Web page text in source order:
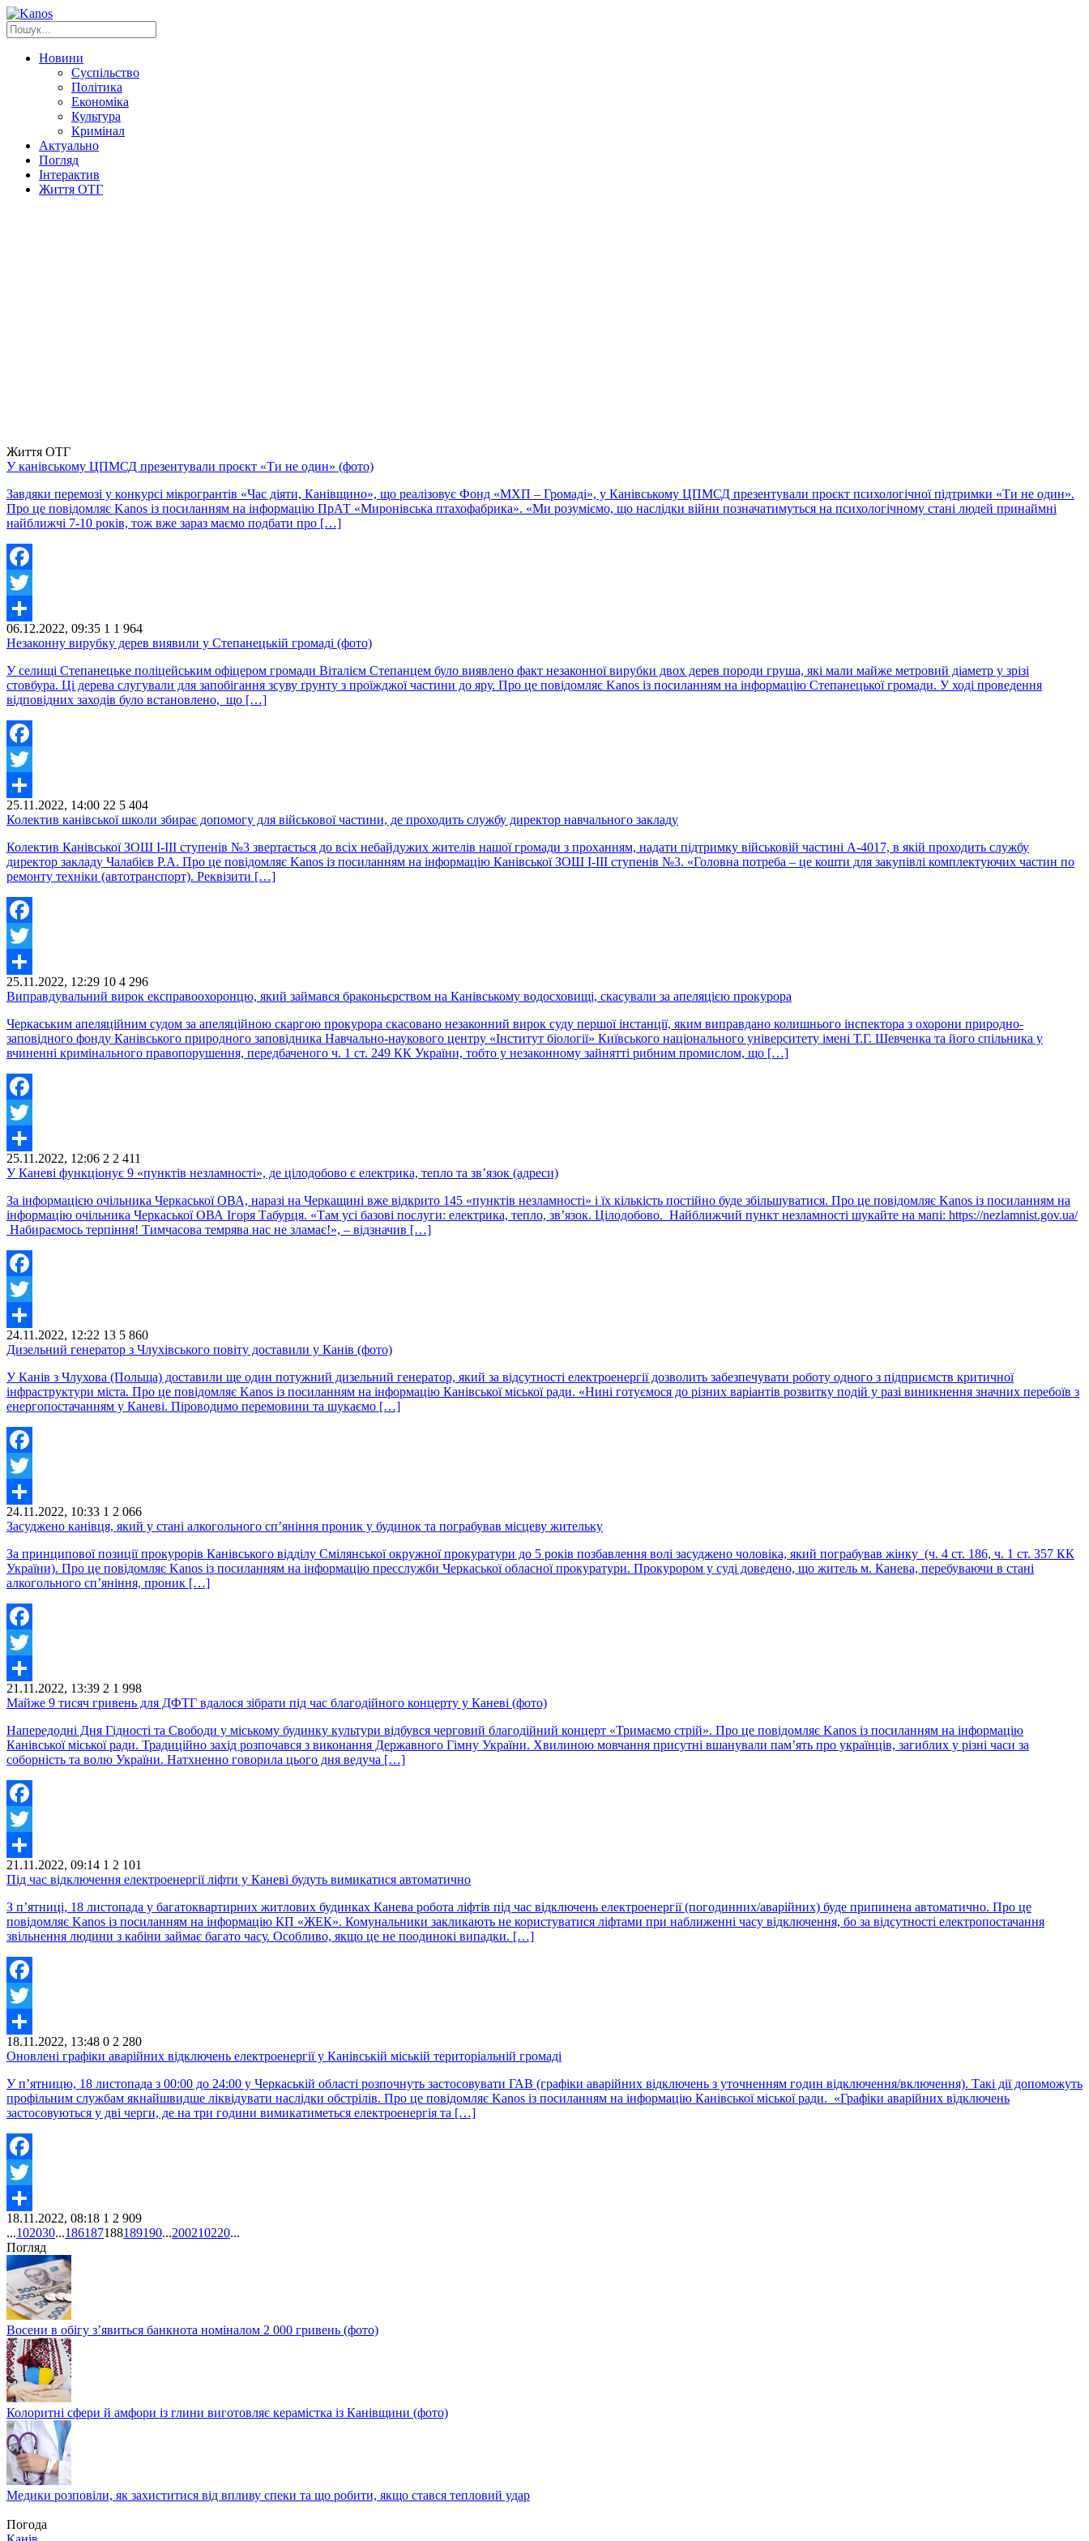
Новини
Суспільство
Політика
Економіка
Культура
Кримінал
Актуально
Погляд
Інтерактив
Життя ОТГ
Життя ОТГ
У канівському ЦПМСД презентували проєкт «Ти не один» (фото)
Завдяки перемозі у конкурсі мікрогрантів «Час діяти, Канівщино», що реалізовує Фонд «МХП – Громаді», у Канівському ЦПМСД презентували проєкт психологічної підтримки «Ти не один».
Про це повідомляє Kanos із посиланням на інформацію ПрАТ «Миронівська птахофабрика». «Ми розуміємо, що наслідки війни позначатимуться на психологічному стані людей принаймні
найближчі 7-10 років, тож вже зараз маємо подбати про […]
Facebook
Twitter
Share
06.12.2022, 09:35 1 1 964
Незаконну вирубку дерев виявили у Степанецькій громаді (фото)
У селищі Степанецьке поліцейським офіцером громади Віталієм Степанцем було виявлено факт незаконної вирубки двох дерев породи груша, які мали майже метровий діаметр у зрізі
стовбура. Ці дерева слугували для запобігання зсуву ґрунту з проїжджої частини до яру. Про це повідомляє Kanos із посиланням на інформацію Степанецької громади. У ході проведення
відповідних заходів було встановлено, що […]
Facebook
Twitter
Share
25.11.2022, 14:00 22 5 404
Колектив канівської школи збирає допомогу для військової частини, де проходить службу директор навчального закладу
Колектив Канівської ЗОШ І-ІІІ ступенів №3 звертається до всіх небайдужих жителів нашої громади з проханням, надати підтримку військовій частині А-4017, в якій проходить службу
директор закладу Чалабієв Р.А. Про це повідомляє Kanos із посиланням на інформацію Канівської ЗОШ І-ІІІ ступенів №3. «Головна потреба – це кошти для закупівлі комплектуючих частин по
ремонту техніки (автотранспорт). Реквізити […]
Facebook
Twitter
Share
25.11.2022, 12:29 10 4 296
Виправдувальний вирок експравоохоронцю, який займався браконьєрством на Канівському водосховищі, скасували за апеляцією прокурора
Черкаським апеляційним судом за апеляційною скаргою прокурора скасовано незаконний вирок суду першої інстанції, яким виправдано колишнього інспектора з охорони природно-
заповідного фонду Канівського природного заповідника Навчально-наукового центру «Інститут біології» Київського національного університету імені Т.Г. Шевченка та його спільника у
вчиненні кримінального правопорушення, передбаченого ч. 1 ст. 249 КК України, тобто у незаконному зайнятті рибним промислом, що […]
Facebook
Twitter
Share
25.11.2022, 12:06 2 2 411
У Каневі функціонує 9 «пунктів незламності», де цілодобово є електрика, тепло та зв’язок (адреси)
За інформацією очільника Черкаської ОВА, наразі на Черкащині вже відкрито 145 «пунктів незламності» і їх кількість постійно буде збільшуватися. Про це повідомляє Kanos із посиланням на
інформацію очільника Черкаської ОВА Ігоря Табурця. «Там усі базові послуги: електрика, тепло, зв’язок. Цілодобово. Найближчий пункт незламності шукайте на мапі: https://nezlamnist.gov.ua/
Набираємось терпіння! Тимчасова темрява нас не зламає!», – відзначив […]
Facebook
Twitter
Share
24.11.2022, 12:22 13 5 860
Дизельний генератор з Члухівського повіту доставили у Канів (фото)
У Канів з Члухова (Польща) доставили ще один потужний дизельний генератор, який за відсутності електроенергії дозволить забезпечувати роботу одного з підприємств критичної
інфраструктури міста. Про це повідомляє Kanos із посиланням на інформацію Канівської міської ради. «Нині готуємося до різних варіантів розвитку подій у разі виникнення значних перебоїв з
енергопостачанням у Каневі. Піроводимо перемовини та шукаємо […]
Facebook
Twitter
Share
24.11.2022, 10:33 1 2 066
Засуджено канівця, який у стані алкогольного сп’яніння проник у будинок та пограбував місцеву жительку
За принципової позиції прокурорів Канівського відділу Смілянської окружної прокуратури до 5 років позбавлення волі засуджено чоловіка, який пограбував жінку (ч. 4 ст. 186, ч. 1 ст. 357 КК
України). Про це повідомляє Kanos із посиланням на інформацію пресслужби Черкаської обласної прокуратури. Прокурором у суді доведено, що житель м. Канева, перебуваючи в стані
алкогольного сп’яніння, проник […]
Facebook
Twitter
Share
21.11.2022, 13:39 2 1 998
Майже 9 тисяч гривень для ДФТГ вдалося зібрати під час благодійного концерту у Каневі (фото)
Напередодні Дня Гідності та Свободи у міському будинку культури відбувся черговий благодійний концерт «Тримаємо стрій». Про це повідомляє Kanos із посиланням на інформацію
Канівської міської ради. Традиційно захід розпочався з виконання Державного Гімну України. Хвилиною мовчання присутні вшанували пам’ять про українців, загиблих у різні часи за
соборність та волю України. Натхненно говорила цього дня ведуча […]
Facebook
Twitter
Share
21.11.2022, 09:14 1 2 101
Під час відключення електроенергії ліфти у Каневі будуть вимикатися автоматично
З п’ятниці, 18 листопада у багатоквартирних житлових будинках Канева робота ліфтів під час відключень електроенергії (погодинних/аварійних) буде припинена автоматично. Про це
повідомляє Kanos із посиланням на інформацію КП «ЖЕК». Комунальники закликають не користуватися ліфтами при наближенні часу відключення, бо за відсутності електропостачання
звільнення людини з кабіни займає багато часу. Особливо, якщо це не поодинокі випадки. […]
Facebook
Twitter
Share
18.11.2022, 13:48 0 2 280
Оновлені графіки аварійних відключень електроенергії у Канівській міській територіальній громаді
У п’ятницю, 18 листопада з 00:00 до 24:00 у Черкаській області розпочнуть застосовувати ГАВ (графіки аварійних відключень з уточненням годин відключення/включення). Такі дії допоможуть
профільним службам якнайшвидше ліквідувати наслідки обстрілів. Про це повідомляє Kanos із посиланням на інформацію Канівської міської ради. «Графіки аварійних відключень
застосовуються у дві черги, де на три години вимикатиметься електроенергія та […]
Facebook
Twitter
Share
18.11.2022, 08:18 1 2 909
...102030...186187188189190...200210220...
Погляд
Восени в обігу з’явиться банкнота номіналом 2 000 гривень (фото)
Колоритні сфери й амфори із глини виготовляє керамістка із Канівщини (фото)
Медики розповіли, як захиститися від впливу спеки та що робити, якщо стався тепловий удар
Погода